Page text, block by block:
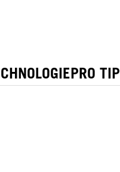
PRO TIP